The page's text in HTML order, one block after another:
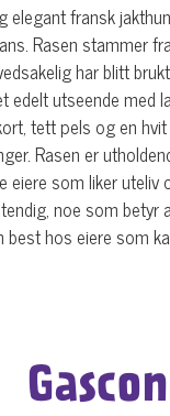
elegant fransk
Rasen stammer
har blitt
edelt utseende med
tett pels og en
Rasen er
som liker uteliv
noe som betyr
hos eiere som